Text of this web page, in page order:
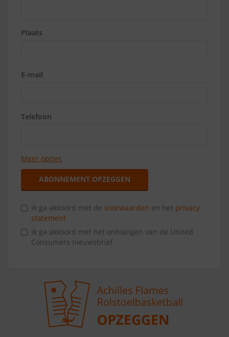
Plaats
E-mail
Telefoon
Meer opties
ABONNEMENT OPZEGGEN
Ik ga akkoord met de voorwaarden en het privacy
statement
Ik ga akkoord met het ontvangen van de United
Consumers nieuwsbrief